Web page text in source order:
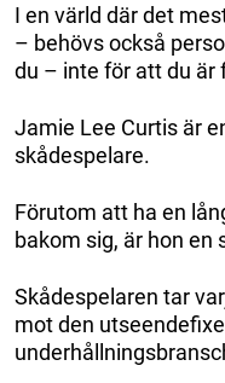
I en värld där det
– behövs också
du – inte för att du är
Jamie Lee Curtis är
skådespelare.
Förutom att ha en
bakom sig, är hon en
Skådespelaren tar
mot den